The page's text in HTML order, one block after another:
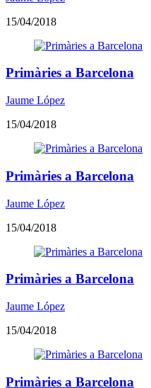
15/04/2018
Primàries a Barcelona
Jaume López
15/04/2018
Primàries a Barcelona
Jaume López
15/04/2018
Primàries a Barcelona
Jaume López
15/04/2018
Primàries a Barcelona